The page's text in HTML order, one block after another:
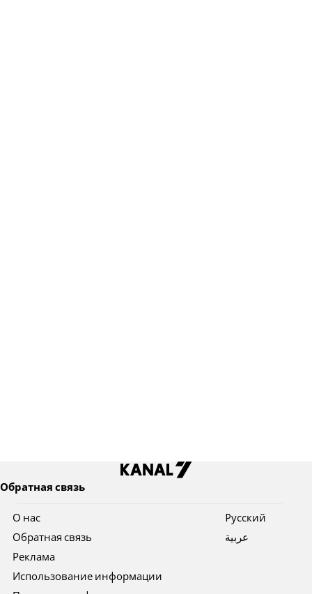
Обратная связь
О нас
Обратная связь
Реклама
Использование информации
Pусский
عربية